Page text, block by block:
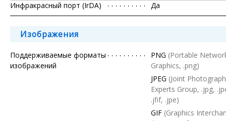
Инфракрасный порт (IrDA)
Да
Изображения
Поддерживаемые форматы
изображений
PNG (Portable
Graphics, .png)
JPEG (Joint
Experts Group, .jpg,
.jfif, .jpe)
GIF (Graphics